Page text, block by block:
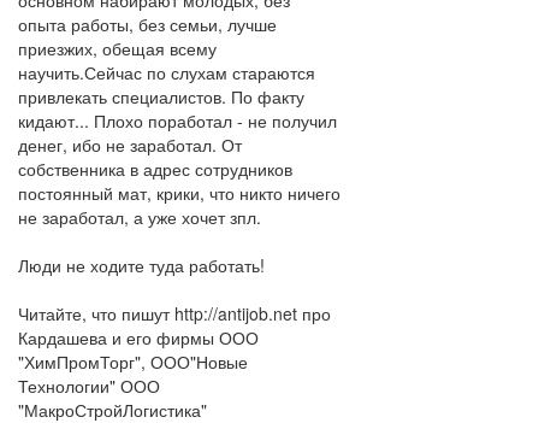
опыта работы, без семьи, лучше
приезжих, обещая всему
научить.Сейчас по слухам стараются
привлекать специалистов. По факту
кидают... Плохо поработал - не получил
денег, ибо не заработал. От
собственника в адрес сотрудников
постоянный мат, крики, что никто ничего
не заработал, а уже хочет зпл.
Люди не ходите туда работать!
Читайте, что пишут http://antijob.net про
Кардашева и его фирмы ООО
"ХимПромТорг", ООО"Новые
Технологии" ООО
"МакроСтройЛогистика"